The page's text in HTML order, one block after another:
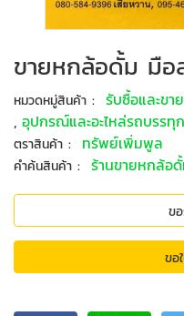
ขายหกล้อดั้ม มือ
หมวดหมู่สินค้า : รับซื้อและขา
, อุปกรณ์และอะไหล่รถบรรทุ
ตราสินค้า : ทรัพย์เพิ่มพูล
คำค้นสินค้า : ร้านขายหกล้อ
ข
ขอ